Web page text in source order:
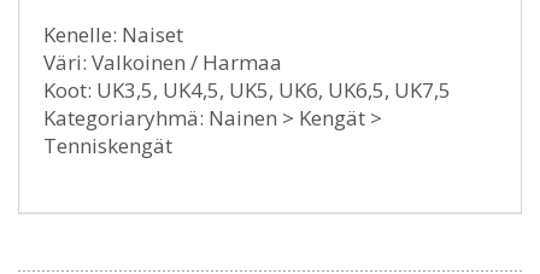
Kenelle: Naiset
Väri: Valkoinen / Harmaa
Koot: UK3,5, UK4,5, UK5, UK6, UK6,5, UK7,5
Kategoriaryhmä: Nainen > Kengät >
Tenniskengät